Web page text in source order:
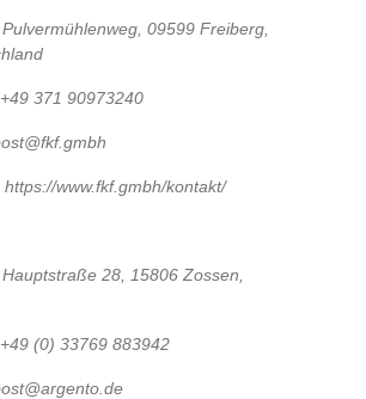
09599 Freiberg,
371 90973240
https://www.fkf.gmbh/kontakt/
28, 15806 Zossen,
(0) 33769 883942